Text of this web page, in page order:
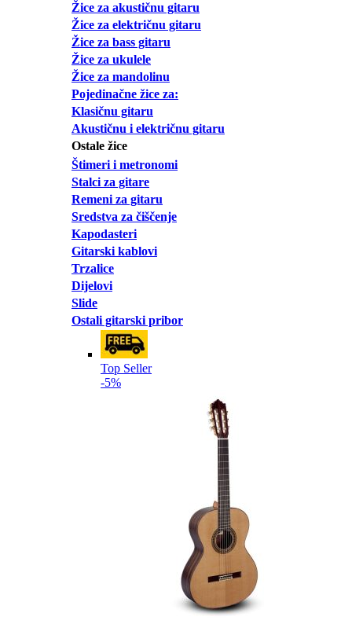
Žice za akustičnu gitaru
Žice za električnu gitaru
Žice za bass gitaru
Žice za ukulele
Žice za mandolinu
Pojedinačne žice za:
Klasičnu gitaru
Akustičnu i električnu gitaru
Ostale žice
Štimeri i metronomi
Stalci za gitare
Remeni za gitaru
Sredstva za čiščenje
Kapodasteri
Gitarski kablovi
Trzalice
Dijelovi
Slide
Ostali gitarski pribor
Top Seller
-5%